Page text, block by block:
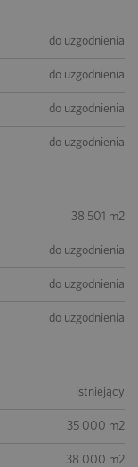
do uzgodnienia
do uzgodnienia
do uzgodnienia
do uzgodnienia
38 501 m2
do uzgodnienia
do uzgodnienia
do uzgodnienia
istniejący
35 000 m2
38 000 m2